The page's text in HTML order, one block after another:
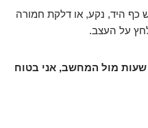
כף היד, נקע, או דלקת חמורה
על העצב.
מול המחשב, אני בטוח